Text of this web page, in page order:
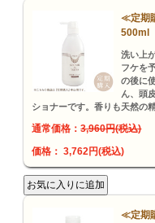
≪定期
500ml
洗い上
フケを
の後に
ん、頭
ショナーです。香りも天然の
通常価格：3,960円(税込)
価格： 3,762円(税込)
≪定期